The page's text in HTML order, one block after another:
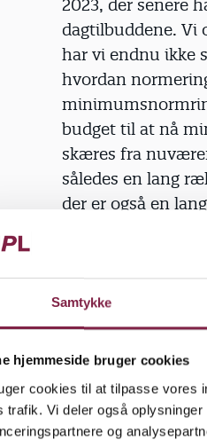
Samtykke
hjemmeside bruger cookies
cookies til at tilpasse vores
trafik. Vi deler også
og
2023, der senere
dagtilbuddene. Vi
har vi endnu ikke
hvordan
budget til at nå
skæres fra
således en lang
der er også en
indsatser for børn
samtidig med
effekt af de
miljø nødvendigt.
op om
i nuværende